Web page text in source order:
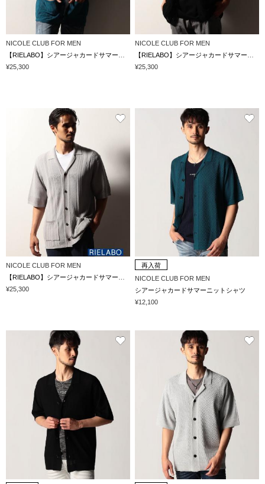
NICOLE CLUB FOR MEN
¥25,300
NICOLE CLUB FOR MEN
¥25,300
NICOLE CLUB FOR MEN
【RIELABO】シアージャカードサマーニットシャツ
¥25,300
再入荷
NICOLE CLUB FOR MEN
シアージャカードサマーニットシャツ
¥12,100